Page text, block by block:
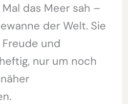
das Meer sah –
der Welt. Sie
und
nur um noch